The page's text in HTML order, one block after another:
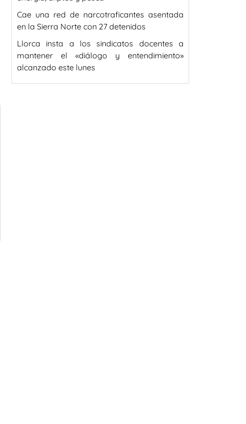
Cae una red de narcotraficantes asentada
en la Sierra Norte con 27 detenidos
Llorca insta a los sindicatos docentes a
mantener el «diálogo y entendimiento»
alcanzado este lunes